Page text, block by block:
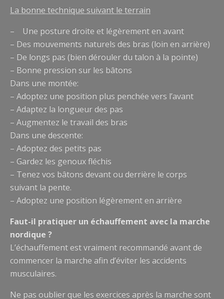
La bonne technique suivant le terrain
– Une posture droite et légèrement en avant
– Des mouvements naturels des bras (loin en arrière)
– De longs pas (bien dérouler du talon à la pointe)
– Bonne pression sur les bâtons
Dans une montée:
– Adoptez une position plus penchée vers l’avant
– Adaptez la longueur des pas
– Augmentez le travail des bras
Dans une descente:
– Adoptez des petits pas
– Gardez les genoux fléchis
– Tenez vos bâtons devant ou derrière le corps
suivant la pente.
– Adoptez une position légèrement en arrière
Faut-il pratiquer un échauffement avec la marche
nordique ?
L’échauffement est vraiment recommandé avant de
commencer la marche afin d’éviter les accidents
musculaires.
Ne pas oublier que les exercices après la marche sont